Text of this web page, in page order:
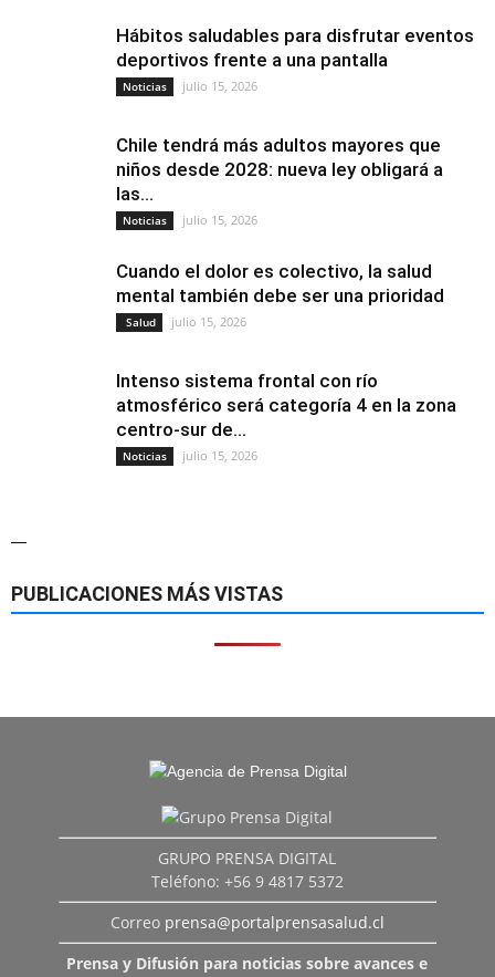
Hábitos saludables para disfrutar eventos
deportivos frente a una pantalla
Noticias julio 15, 2026
Chile tendrá más adultos mayores que
niños desde 2028: nueva ley obligará a
las...
Noticias julio 15, 2026
Cuando el dolor es colectivo, la salud
mental también debe ser una prioridad
Salud julio 15, 2026
Intenso sistema frontal con río
atmosférico será categoría 4 en la zona
centro-sur de...
Noticias julio 15, 2026
—
PUBLICACIONES MÁS VISTAS
GRUPO PRENSA DIGITAL
Teléfono: +56 9 4817 5372
Correo prensa@portalprensasalud.cl
Prensa y Difusión para noticias sobre avances e